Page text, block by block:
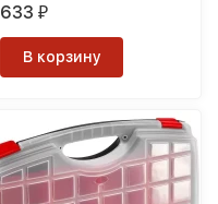
633₽
В корзину